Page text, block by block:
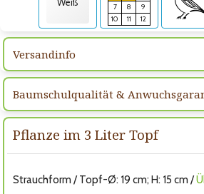
7
8
9
10
11 12
Versandinfo
Baumschulqualität &
Pflanze im 3 Liter Topf
Strauchform / Topf-Ø: 19 cm; H: 15 cm /